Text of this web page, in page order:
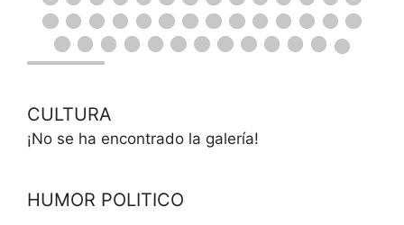
CULTURA
¡No se ha encontrado la galería!
HUMOR POLITICO